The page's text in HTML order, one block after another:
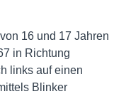
16 und 17 Jahren
in Richtung
links auf einen
Blinker